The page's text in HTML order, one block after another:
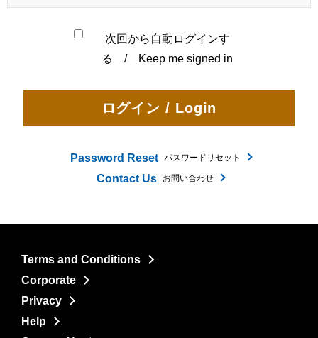
次回から自動ログインす
る / Keep me signed in
Password Reset パスワードリセット
Contact Us お問い合わせ
Terms and Conditions
Corporate
Privacy
Help